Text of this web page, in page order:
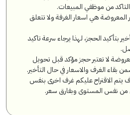
من موظفي المبيعات.
المعروضة هي اسعار الغرفة ولا تتعلق
بتأكيد الحجز، لهذا يرجاء سرعة تاكيد
لا تعتبر حجز مؤكد قبل تحويل
بقاء الغرف والاسعار في حال التأخير.
يتم الاقتراح عليكم غرف اخرى بنفس
من نفس المستوى وبفارق سعر.